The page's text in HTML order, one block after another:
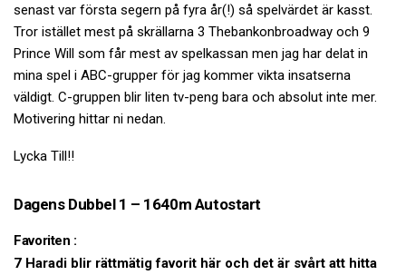
senast var första segern på fyra år(!) så spelvärdet är kasst.
Tror istället mest på skrällarna 3 Thebankonbroadway och 9
Prince Will som får mest av spelkassan men jag har delat in
mina spel i ABC-grupper för jag kommer vikta insatserna
väldigt. C-gruppen blir liten tv-peng bara och absolut inte mer.
Motivering hittar ni nedan.
Lycka Till!!
Dagens Dubbel 1 – 1640m Autostart
Favoriten :
7 Haradi blir rättmätig favorit här och det är svårt att hitta